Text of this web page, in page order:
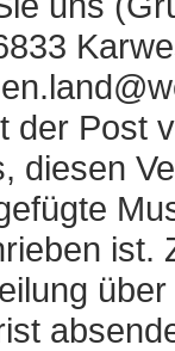
der Post
diesen
ist.